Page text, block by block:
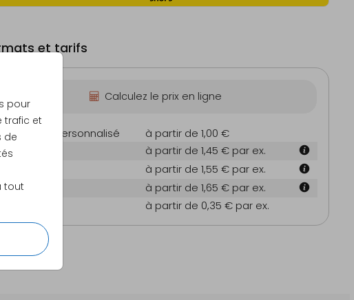
pour
trafic et
de
tout
et tarifs
Calculez le prix en ligne
personnalisé
à partir de 1,00 €
× 10 cm
à partir de 1,45 € par ex.
à partir de 1,55 € par ex.
× 14.4 cm
à partir de 1,65 € par ex.
à partir de 0,35 € par ex.